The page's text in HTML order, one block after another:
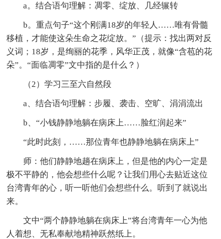
a。结合语句理解：凋零、绽放、几经辗转
b。重点句子“这个刚满18岁的年轻人……唯有骨髓
移植，才能使这朵生命之花绽放。”（提示：找出两对反
义词；18岁，是绚丽的花季，风华正茂，就像“含苞的花
朵”。“面临凋零”文中指的是什么？）
（2）学习三至六自然段
a、结合语句理解：步履、袭击、空旷、涓涓流出
b、“小钱静静地躺在病床上……脸红润起来”
“此时此刻，……那位青年也静静地躺在病床上”
师：他们静静地趟在病床上，但是他的内心一定是
极不平静的，他会想些什么呢？让我们用心去贴近这位
台湾青年的心，听一听他们会想些什么。听到了就说出
来。
文中“两个静静地躺在病床上”将台湾青年一心为他
人着想、无私奉献地精神跃然纸上。